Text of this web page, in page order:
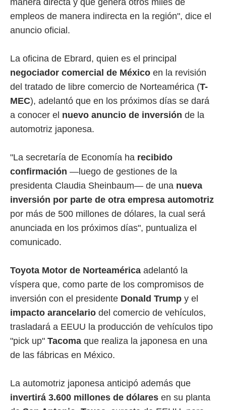
manera directa y que genera otros miles de
empleos de manera indirecta en la región", dice el
anuncio oficial.
La oficina de Ebrard, quien es el principal
negociador comercial de México en la revisión
del tratado de libre comercio de Norteamérica (T-
MEC), adelantó que en los próximos días se dará
a conocer el nuevo anuncio de inversión de la
automotriz japonesa.
"La secretaría de Economía ha recibido
confirmación —luego de gestiones de la
presidenta Claudia Sheinbaum— de una nueva
inversión por parte de otra empresa automotriz
por más de 500 millones de dólares, la cual será
anunciada en los próximos días", puntualiza el
comunicado.
Toyota Motor de Norteamérica adelantó la
víspera que, como parte de los compromisos de
inversión con el presidente Donald Trump y el
impacto arancelario del comercio de vehículos,
trasladará a EEUU la producción de vehículos tipo
"pick up" Tacoma que realiza la japonesa en una
de las fábricas en México.
La automotriz japonesa anticipó además que
invertirá 3.600 millones de dólares en su planta